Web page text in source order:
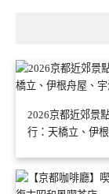
2026京都近郊景
行：天橋立、伊